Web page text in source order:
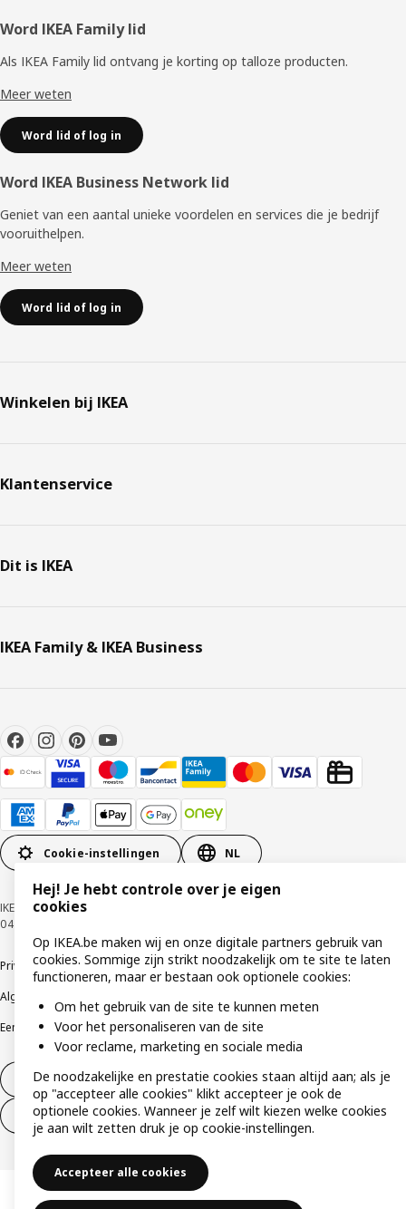
Voettekst
Word IKEA Family lid
Als IKEA Family lid ontvang je korting op talloze producten.
Meer weten
Word lid of log in
Word IKEA Business Network lid
Geniet van een aantal unieke voordelen en services die je bedrijf
vooruithelpen. ​
Meer weten
Word lid of log in
Winkelen bij IKEA
Klantenservice
Dit is IKEA
IKEA Family & IKEA Business
Cookie-instellingen NL
IKEA BELGIUM NV, Weiveldlaan 19, 1930 Zaventem, KBO nummer
0425.258.688 © Inter IKEA Systems B.V. 1999-2026
PrivacybeleidCookiebeleidGebruiksvoorwaarden
Algemene contractvoorwaarden
Een etische bezorgdheid uiten Klachten
Herroeping van contract
Herroeping van contract (services)
Hej! Je hebt controle over je eigen
cookies
Op IKEA.be maken wij en onze digitale partners gebruik van
cookies. Sommige zijn strikt noodzakelijk om te site te laten
functioneren, maar er bestaan ook optionele cookies:
Om het gebruik van de site te kunnen meten
Voor het personaliseren van de site
Voor reclame, marketing en sociale media
De noodzakelijke en prestatie cookies staan altijd aan; als je
op "accepteer alle cookies" klikt accepteer je ook de
optionele cookies. Wanneer je zelf wilt kiezen welke cookies
je aan wilt zetten druk je op cookie-instellingen.
Accepteer alle cookies